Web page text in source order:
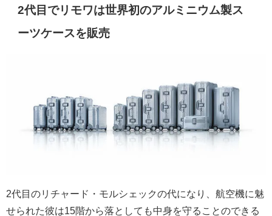
2代目でリモワは世界初のアルミニウム製ス
ーツケースを販売
2代目のリチャード・モルシェックの代になり、航空機に魅
せられた彼は15階から落としても中身を守ることのできる